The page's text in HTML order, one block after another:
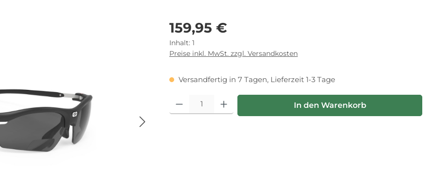
Regulärer Preis:
159,95 €
Inhalt: 1
Preise inkl. MwSt. zzgl. Versandkosten
Versandfertig in 7 Tagen, Lieferzeit 1-3 Tage
Produkt Anzahl: Gib den gewünschten Wert ein oder benutze die
In den Warenkorb